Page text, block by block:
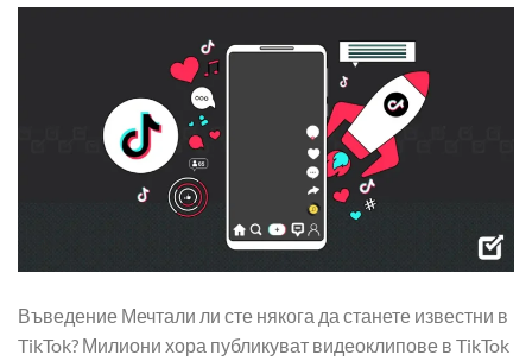
Въведение Мечтали ли сте някога да станете известни в
TikTok? Милиони хора публикуват видеоклипове в TikTok